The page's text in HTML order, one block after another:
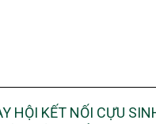
HỘI KẾT NỐI CỰU